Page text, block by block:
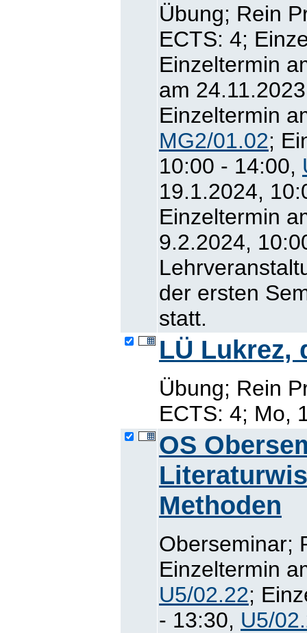
Übung; Rein
ECTS: 4;
Einzeltermin
am
Einzeltermin
MG2/01.02;
10:00 - 14:00,
19.1.2024,
Einzeltermin
9.2.2024,
der ersten
statt.
LÜ Lukrez,
Übung; Rein
ECTS: 4; Mo,
OS
Methoden
Oberseminar;
Einzeltermin
U5/02.22;
- 13:30, U5/